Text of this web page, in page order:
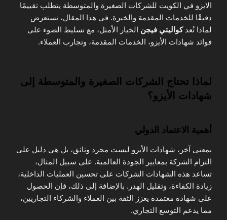
الايزو في الكويت للشركات الصغيرة والمتوسطة يتطلب تقييمًا
دقيقًا للخدمات المقدمة والخبرة. في هذا المقال، نستعرض
لماذا تُعدكواليتي فيجن الخيار الأمثل، مع تسليط الضوء على
فوائد شهادات الأيزو، الخدمات المقدمة، وتجارب العملاء.
لماذا تحتاج الشركات الصغيرة والمتوسطة إلى
شهادات الأيزو؟
أهمية الاعتماد الدولي
بمعنى آخر، شهادات الأيزو ليست مجرد وثائق، بل هي دليل على
التزام الشركة بمعايير الجودة العالمية. على سبيل المثال،
تساعد هذه الشهادات الشركات على تحسين العمليات الداخلية،
زيادة الكفاءة، وتقليل الهدر. بالإضافة إلى ذلك، فإن الحصول
على شهادة معتمدة يعزز الثقة بين العملاء والشركاء التجاريين،
مما يدعم التوسع التجاري.